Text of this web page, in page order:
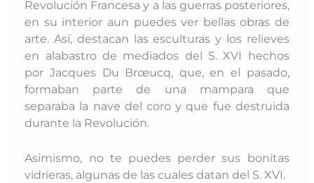
Revolución Francesa y a las guerras posteriores,
en su interior aun puedes ver bellas obras de
arte. Así, destacan las esculturas y los relieves
en alabastro de mediados del S. XVI hechos
por Jacques Du Brœucq, que, en el pasado,
formaban parte de una mampara que
separaba la nave del coro y que fue destruida
durante la Revolución.
Asimismo, no te puedes perder sus bonitas
vidrieras, algunas de las cuales datan del S. XVI.